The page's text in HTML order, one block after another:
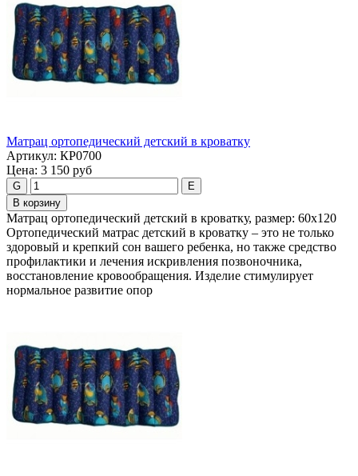
Maтpaц opтoпeдичecкий дeтcкий в кpoвaтку
Артикул: КР0700
Цена: 3 150 руб
G
E
В корзину
Maтpaц opтoпeдичecкий дeтcкий в кроватку, размер: 60х120
Ортопедический матрас детский в кроватку – это не только
здоровый и крепкий сон вашего ребенка, но также средство
профилактики и лечения искривления позвоночника,
восстановление кровообращения. Изделие стимулирует
нормальное развитие опор